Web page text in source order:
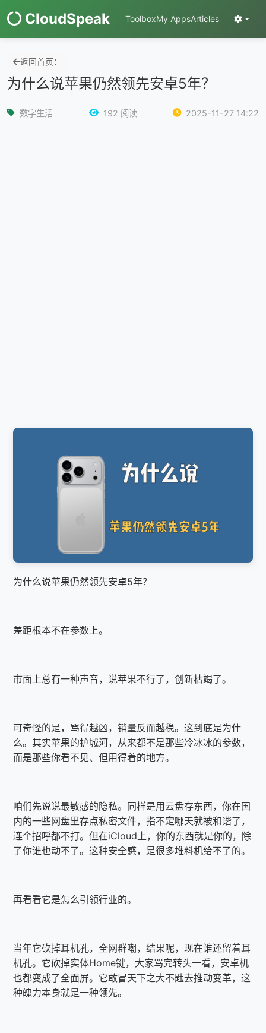
CloudSpeak ToolboxMy AppsArticles
返回首页：
为什么说苹果仍然领先安卓5年？
数字生活 192 阅读 2025-11-27 14:22
为什么说苹果仍然领先安卓5年？
差距根本不在参数上。
市面上总有一种声音，说苹果不行了，创新枯竭了。
可奇怪的是，骂得越凶，销量反而越稳。这到底是为什
么。其实苹果的护城河，从来都不是那些冷冰冰的参数，
而是那些你看不见、但用得着的地方。
咱们先说说最敏感的隐私。同样是用云盘存东西，你在国
内的一些网盘里存点私密文件，指不定哪天就被和谐了，
连个招呼都不打。但在iCloud上，你的东西就是你的，除
了你谁也动不了。这种安全感，是很多堆料机给不了的。
再看看它是怎么引领行业的。
当年它砍掉耳机孔，全网群嘲，结果呢，现在谁还留着耳
机孔。它砍掉实体Home键，大家骂完转头一看，安卓机
也都变成了全面屏。它敢冒天下之大不韪去推动变革，这
种魄力本身就是一种领先。